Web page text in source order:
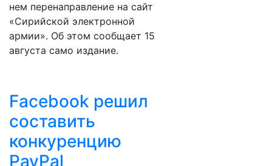
нем перенаправление на сайт
«Сирийской электронной
армии». Об этом сообщает 15
августа само издание.
Facebook решил
составить
конкуренцию
PayPal